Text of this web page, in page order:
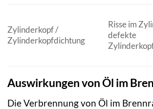
Zylinderkopf /
Zylinderkopfdichtung
Risse im
defekte
Auswirkungen von Öl im
Die Verbrennung von Öl im